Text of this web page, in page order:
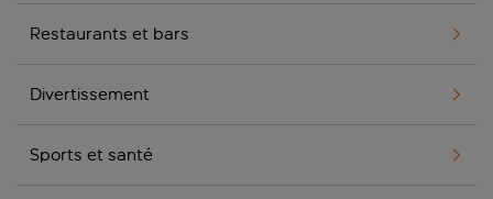
Restaurants et bars
Divertissement
Sports et santé